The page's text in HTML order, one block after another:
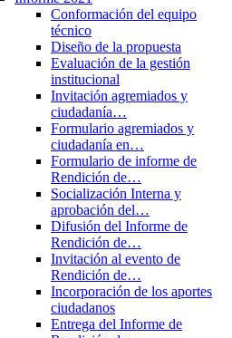
Conformación del equipo
técnico
Diseño de la propuesta
Evaluación de la gestión
institucional
Invitación agremiados y
ciudadanía…
Formulario agremiados y
ciudadanía en…
Formulario de informe de
Rendición de…
Socialización Interna y
aprobación del…
Difusión del Informe de
Rendición de…
Invitación al evento de
Rendición de…
Incorporación de los aportes
ciudadanos
Entrega del Informe de